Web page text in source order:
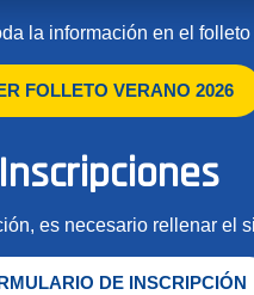
la información en el
FOLLETO VERANO 2026
Inscripciones
es necesario rellenar el
DE INSCRIPCIÓN